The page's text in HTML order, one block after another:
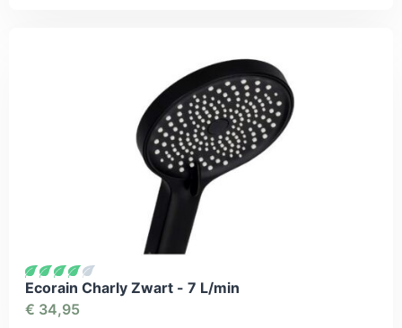
Ecorain Charly Zwart - 7 L/min
€ 34,95